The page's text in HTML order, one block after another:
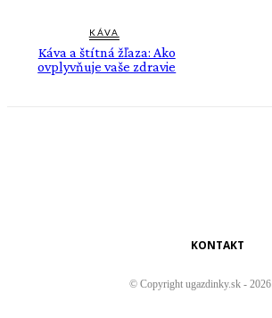
KÁVA
Káva a štítná žľaza: Ako
ovplyvňuje vaše zdravie
KONTAKT
© Copyright ugazdinky.sk - 2026